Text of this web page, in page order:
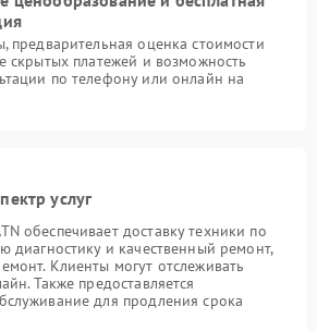
предварительная оценка стоимости
скрытых платежей и возможность
по телефону или онлайн на
услуг
обеспечивает доставку техники по
диагностику и качественный ремонт,
Клиенты могут отслеживать
Также предоставляется
для продления срока